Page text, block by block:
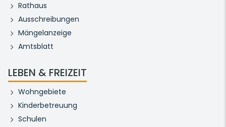
Rathaus
Ausschreibungen
Mängelanzeige
Amtsblatt
LEBEN & FREIZEIT
Wohngebiete
Kinderbetreuung
Schulen